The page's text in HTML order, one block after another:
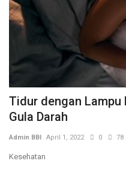
Kontak
Internasional
Teknologi
Tidur dengan Lampu
Gula Darah
Admin BBI April 1, 2022 0 78
Kesehatan